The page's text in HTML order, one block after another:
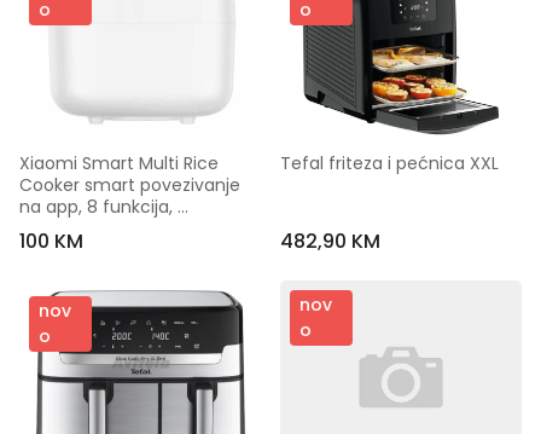
o
Xiaomi Smart Multi Rice
Cooker smart povezivanje
na app, 8 funkcija,
kapacitet 3 lit
100 KM
o
Tefal friteza i pećnica XXL
482,90 KM
nov
o
nov
o